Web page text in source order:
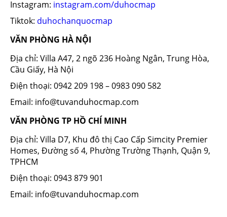
Instagram: instagram.com/duhocmap
Tiktok: duhochanquocmap
VĂN PHÒNG HÀ NỘI
Địa chỉ: Villa A47, 2 ngõ 236 Hoàng Ngân, Trung Hòa,
Cầu Giấy, Hà Nội
Điện thoại: 0942 209 198 – 0983 090 582
Email: info@tuvanduhocmap.com
VĂN PHÒNG TP HỒ CHÍ MINH
Địa chỉ: Villa D7, Khu đô thị Cao Cấp Simcity Premier
Homes, Đường số 4, Phường Trường Thạnh, Quận 9,
TPHCM
Điện thoại: 0943 879 901
Email: info@tuvanduhocmap.com